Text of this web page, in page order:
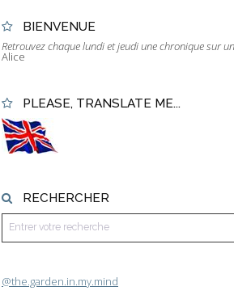
BIENVENUE
Retrouvez chaque lundi et jeudi une chronique sur
Alice
PLEASE, TRANSLATE ME...
RECHERCHER
@the.garden.in.my.mind